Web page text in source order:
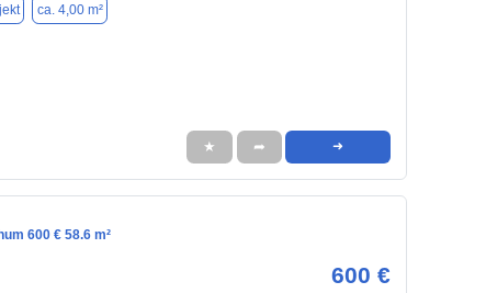
ca. 4,00 m²
★ ➦ ➜
600 € 58.6 m²
600 €